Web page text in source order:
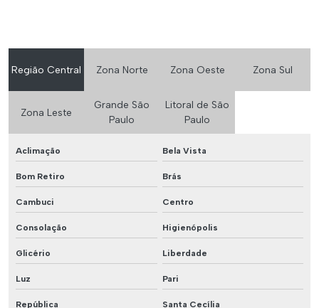
Região Central Zona Norte Zona Oeste Zona Sul
Zona Leste
Grande São
Paulo
Litoral de São
Paulo
Aclimação Bela Vista
Bom Retiro Brás
Cambuci Centro
Consolação Higienópolis
Glicério Liberdade
Luz Pari
República Santa Cecília